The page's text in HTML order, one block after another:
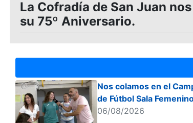
La Cofradía de San Juan
su 75º Aniversario.
Nos colamos en el
de Fútbol Sala
06/08/2026